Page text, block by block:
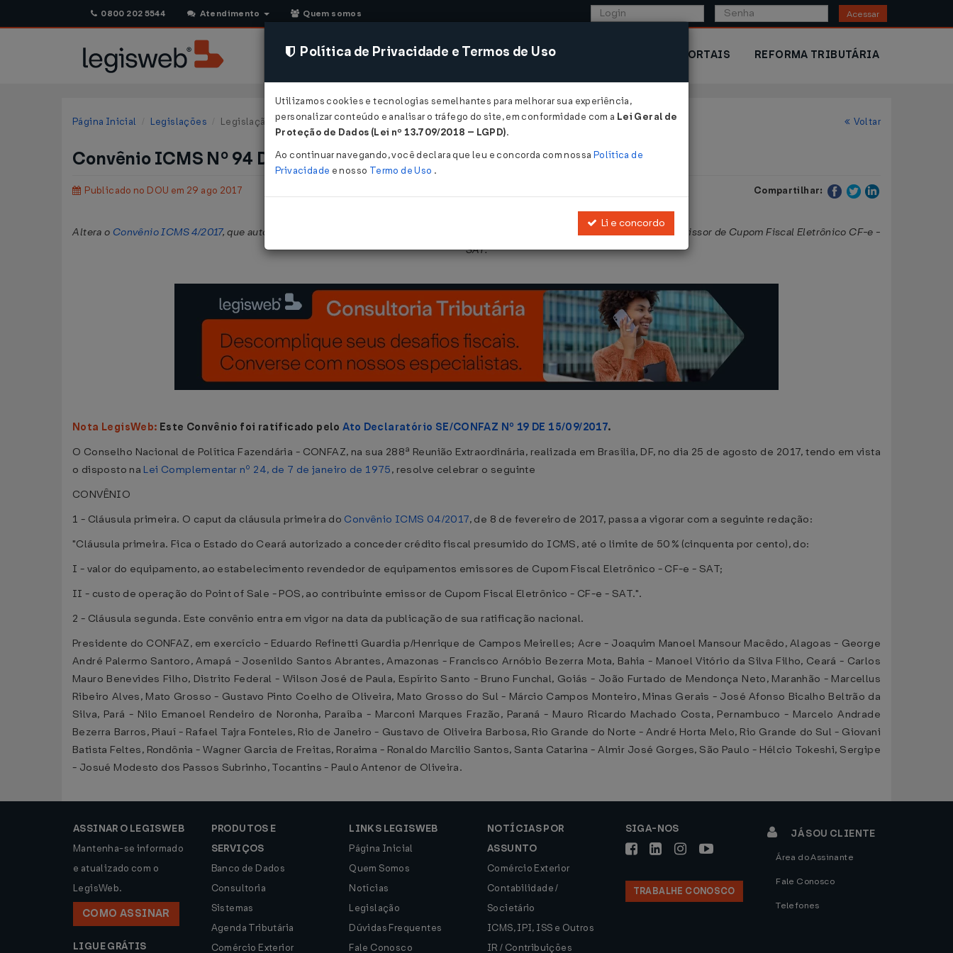
0800 202 5544 Atendimento Quem somos Acessar
CONSULTORIA SISTEMAS COMÉRCIO EXTERIOR PORTAIS REFORMA TRIBUTÁRIA
Página Inicial Legislações Legislação Federal Voltar
Convênio ICMS Nº 94 DE 25/08/2017
Publicado no DOU em 29 ago 2017 Compartilhar:
Altera o Convênio ICMS 4/2017, que autoriza o Estado do Ceará a conceder crédito presumido nas aquisições de equipamento emissor de Cupom Fiscal Eletrônico CF-e -
SAT.
Nota LegisWeb: Este Convênio foi ratificado peloAto Declaratório SE/CONFAZ Nº 19 DE 15/09/2017.
O Conselho Nacional de Política Fazendária - CONFAZ, na sua 288ª Reunião Extraordinária, realizada em Brasília, DF, no dia 25 de agosto de 2017, tendo em vista
o disposto na Lei Complementar nº 24, de 7 de janeiro de 1975, resolve celebrar o seguinte
CONVÊNIO
1 - Cláusula primeira. O caput da cláusula primeira do Convênio ICMS 04/2017, de 8 de fevereiro de 2017, passa a vigorar com a seguinte redação:
"Cláusula primeira. Fica o Estado do Ceará autorizado a conceder crédito fiscal presumido do ICMS, até o limite de 50% (cinquenta por cento), do:
I - valor do equipamento, ao estabelecimento revendedor de equipamentos emissores de Cupom Fiscal Eletrônico - CF-e - SAT;
II - custo de operação do Point of Sale - POS, ao contribuinte emissor de Cupom Fiscal Eletrônico - CF-e - SAT.".
2 - Cláusula segunda. Este convênio entra em vigor na data da publicação de sua ratificação nacional.
Presidente do CONFAZ, em exercício - Eduardo Refinetti Guardia p/Henrique de Campos Meirelles; Acre - Joaquim Manoel Mansour Macêdo, Alagoas - George
André Palermo Santoro, Amapá - Josenildo Santos Abrantes, Amazonas - Francisco Arnóbio Bezerra Mota, Bahia - Manoel Vitório da Silva Filho, Ceará - Carlos
Mauro Benevides Filho, Distrito Federal - Wilson José de Paula, Espírito Santo - Bruno Funchal, Goiás - João Furtado de Mendonça Neto, Maranhão - Marcellus
Ribeiro Alves, Mato Grosso - Gustavo Pinto Coelho de Oliveira, Mato Grosso do Sul - Márcio Campos Monteiro, Minas Gerais - José Afonso Bicalho Beltrão da
Silva, Pará - Nilo Emanoel Rendeiro de Noronha, Paraíba - Marconi Marques Frazão, Paraná - Mauro Ricardo Machado Costa, Pernambuco - Marcelo Andrade
Bezerra Barros, Piauí - Rafael Tajra Fonteles, Rio de Janeiro - Gustavo de Oliveira Barbosa, Rio Grande do Norte - André Horta Melo, Rio Grande do Sul - Giovani
Batista Feltes, Rondônia - Wagner Garcia de Freitas, Roraima - Ronaldo Marcilio Santos, Santa Catarina - Almir José Gorges, São Paulo - Hélcio Tokeshi, Sergipe
- Josué Modesto dos Passos Subrinho, Tocantins - Paulo Antenor de Oliveira.
ASSINAR O LEGISWEB
Mantenha-se informado
e atualizado com o
LegisWeb.
COMO ASSINAR
LIGUE GRÁTIS
PRODUTOS E
SERVIÇOS
Banco de Dados
Consultoria
Sistemas
Agenda Tributária
Comércio Exterior
LINKS LEGISWEB
Página Inicial
Quem Somos
Notícias
Legislação
Dúvidas Frequentes
Fale Conosco
NOTÍCIAS POR
ASSUNTO
Comércio Exterior
Contabilidade /
Societário
ICMS, IPI, ISS e Outros
IR / Contribuições
SIGA-NOS
TRABALHE CONOSCO
JÁ SOU CLIENTE
Área do Assinante
Fale Conosco
Telefones
Política de Privacidade e Termos de Uso
Utilizamos cookies e tecnologias semelhantes para melhorar sua experiência,
personalizar conteúdo e analisar o tráfego do site, em conformidade com a Lei Geral de
Proteção de Dados (Lei nº 13.709/2018 – LGPD).
Ao continuar navegando, você declara que leu e concorda com nossa Política de
Privacidade e nosso Termo de Uso .
Li e concordo